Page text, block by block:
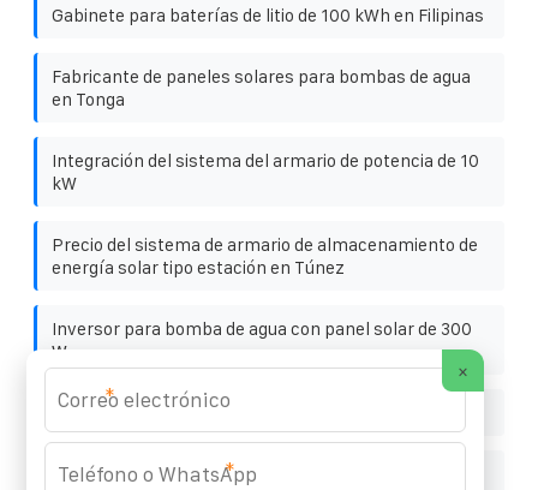
Gabinete para baterías de litio de 100 kWh en Filipinas
Fabricante de paneles solares para bombas de agua
en Tonga
Integración del sistema del armario de potencia de 10
kW
Precio del sistema de armario de almacenamiento de
energía solar tipo estación en Túnez
Inversor para bomba de agua con panel solar de 300
W
Precio del vidrio solar EK
Diseño de un sistema de comunicación de alto voltaje
×
*
*